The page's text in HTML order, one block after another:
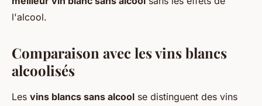
l'alcool.
Comparaison avec les vins blancs
alcoolisés
Les vins blancs sans alcool se distinguent des vins